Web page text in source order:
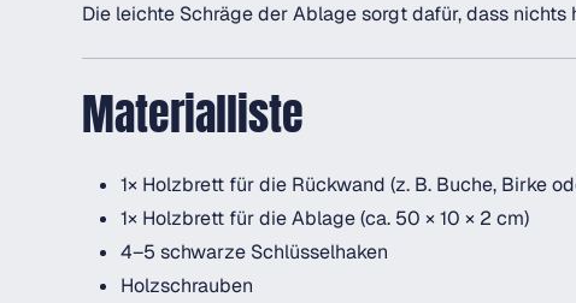
Die leichte Schräge der Ablage sorgt dafür, dass
Materialliste
1× Holzbrett für die Rückwand (z. B. Buche, Birke
1× Holzbrett für die Ablage (ca. 50 × 10 × 2 cm)
4–5 schwarze Schlüsselhaken
Holzschrauben